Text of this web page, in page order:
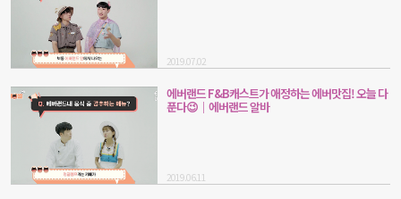
2019.07.02
에버랜드 F&B캐스트가 애정하는 에버맛집! 오늘 다
푼다😉｜에버랜드 알바
2019.06.11